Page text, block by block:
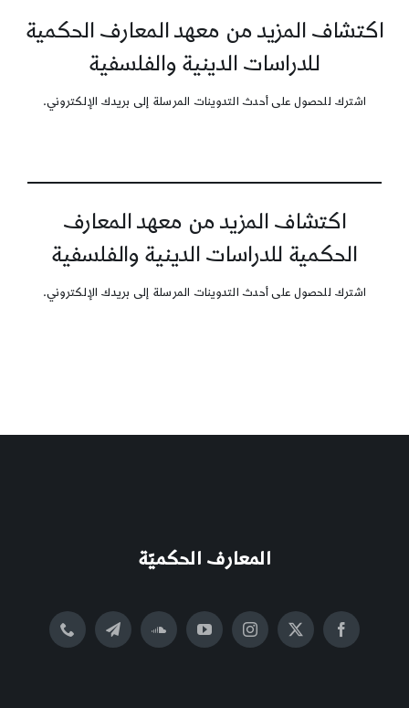
اكتشاف المزيد من معهد المعارف الحكمية
للدراسات الدينية والفلسفية
اشترك للحصول على أحدث التدوينات المرسلة إلى بريدك الإلكتروني.
اكتشاف المزيد من معهد المعارف
الحكمية للدراسات الدينية والفلسفية
اشترك للحصول على أحدث التدوينات المرسلة إلى بريدك الإلكتروني.
المعارف الحكميّة